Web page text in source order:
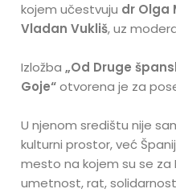
kojem učestvuju dr Olga
Vladan Vukliš, uz
Izložba„Od Druge
Goje“otvorena je za
U njenom središtu nije
kulturni prostor, već
mesto na kojem su se za
umetnost, rat,